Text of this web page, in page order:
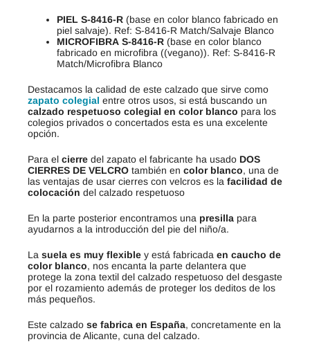
PIEL S-8416-R (base en color blanco fabricado en
piel salvaje). Ref: S-8416-R Match/Salvaje Blanco
MICROFIBRA S-8416-R (base en color blanco
fabricado en microfibra ((vegano)). Ref: S-8416-R
Match/Microfibra Blanco
Destacamos la calidad de este calzado que sirve como
zapato colegial entre otros usos, si está buscando un
calzado respetuoso colegial en color blanco para los
colegios privados o concertados esta es una excelente
opción.
Para el cierre del zapato el fabricante ha usado DOS
CIERRES DE VELCRO también en color blanco, una de
las ventajas de usar cierres con velcros es la facilidad de
colocación del calzado respetuoso
En la parte posterior encontramos una presilla para
ayudarnos a la introducción del pie del niño/a.
La suela es muy flexible y está fabricada en caucho de
color blanco, nos encanta la parte delantera que
protege la zona textil del calzado respetuoso del desgaste
por el rozamiento además de proteger los deditos de los
más pequeños.
Este calzado se fabrica en España, concretamente en la
provincia de Alicante, cuna del calzado.